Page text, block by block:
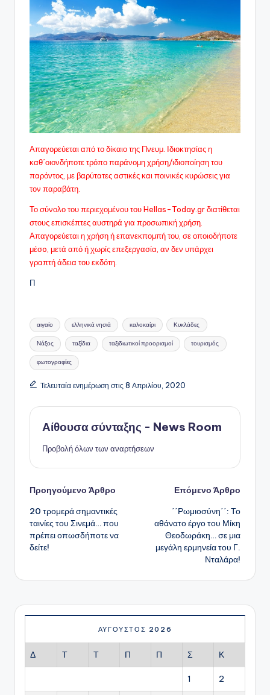
Απαγορεύεται από το δίκαιο της Πνευμ. Ιδιοκτησίας η
καθ΄οιονδήποτε τρόπο παράνομη χρήση/ιδιοποίηση του
παρόντος, με βαρύτατες αστικές και ποινικές κυρώσεις για
τον παραβάτη.
Το σύνολο του περιεχομένου του Hellas-Today.gr διατίθεται
στους επισκέπτες αυστηρά για προσωπική χρήση.
Απαγορεύεται η χρήση ή επανεκπομπή του, σε οποιοδήποτε
μέσo, μετά από ή χωρίς επεξεργασία, αν δεν υπάρχει
γραπτή άδεια του εκδότη.
Π
Ετικέτες:
αιγαίο ελληνικά νησιά καλοκαίρι Κυκλάδες
Νάξος ταξίδια ταξιδιωτικοί προορισμοί τουρισμός
φωτογραφίες
Τελευταία ενημέρωση στις 8 Απριλίου, 2020
Αίθουσα σύνταξης - News Room
Προβολή όλων των αναρτήσεων
Πλοήγηση
δημοσιεύσεων
Προηγούμενο Άρθρο
20 τρομερά σημαντικές
ταινίες του Σινεμά… που
πρέπει οπωσδήποτε να
δείτε!
Επόμενο Άρθρο
΄΄Ρωμιοσύνη΄΄: Το
αθάνατο έργο του Μίκη
Θεοδωράκη… σε μια
μεγάλη ερμηνεία του Γ.
Νταλάρα!
ΑΎΓΟΥΣΤΟΣ 2026
Δ Τ Τ Π Π Σ Κ
1 2